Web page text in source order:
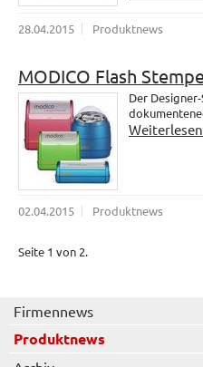
28.04.2015 Produktnews
MODICO Flash
Der
Weiterlesen
02.04.2015 Produktnews
Seite 1 von 2.
Firmennews
Produktnews